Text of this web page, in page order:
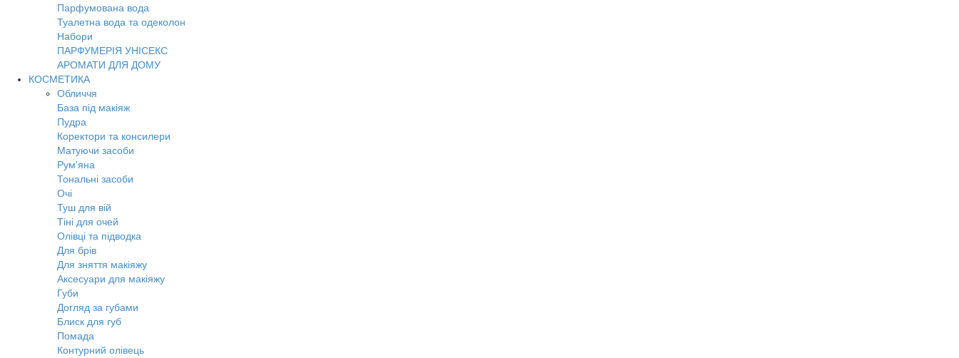
Парфумована вода
Туалетна вода та одеколон
Набори
ПАРФУМЕРІЯ УНІСЕКС
АРОМАТИ ДЛЯ ДОМУ
КОСМЕТИКА
Обличчя
База під макіяж
Пудра
Коректори та консилери
Матуючи засоби
Рум'яна
Тональні засоби
Очі
Туш для вій
Тіні для очей
Олівці та підводка
Для брів
Для зняття макіяжу
Аксесуари для макіяжу
Губи
Догляд за губами
Блиск для губ
Помада
Контурний олівець